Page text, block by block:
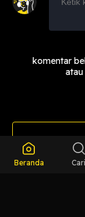
komentar
Beranda
Cari